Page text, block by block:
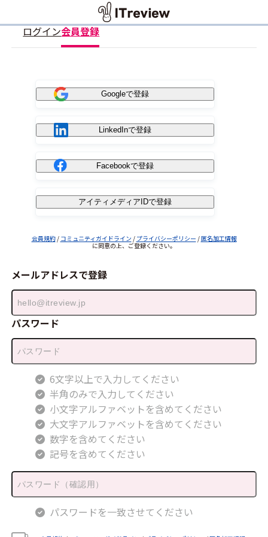
ログイン会員登録
Googleで登録
LinkedInで登録
Facebookで登録
アイティメディアIDで登録
会員規約/ コミュニティガイドライン / プライバシーポリシー /匿名加工情報
に同意の上、ご登録ください。
メールアドレスで登録
パスワード
6文字以上で入力してください
半角のみで入力してください
小文字アルファベットを含めてください
大文字アルファベットを含めてください
数字を含めてください
記号を含めてください
パスワードを一致させてください